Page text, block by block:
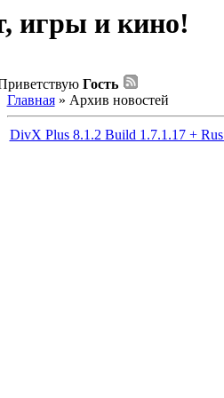
игры и кино!
Гость
Главная» Архив новостей
DivX Plus 8.1.2 Build 1.7.1.17 + Rus